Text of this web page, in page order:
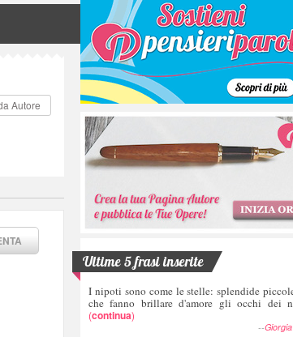
Autore
Ultime 5 frasi inserite
I nipoti sono come le stelle: splendide
che fanno brillare d'amore gli occhi dei
(continua)
--